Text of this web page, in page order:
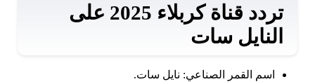
تردد قناة كربلاء 2025 على
النايل سات
اسم القمر الصناعي: نايل سات.